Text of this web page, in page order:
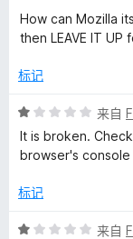
How can Mozilla
then LEAVE IT
标记
评
分
1
5
来自
It is broken.
browser's
标记
评
来自